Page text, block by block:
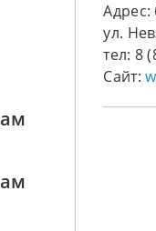
ул.
тел: 8
Сайт: